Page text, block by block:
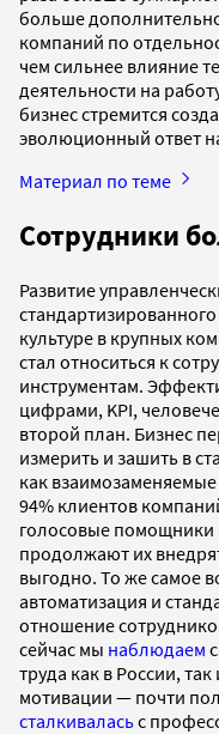
больше
компаний по
чем сильнее влияние
деятельности на
бизнес стремится
эволюционный ответ
Материал по теме
Сотрудники
Развитие
культуре в крупных
стал относиться к
инструментам.
цифрами, KPI,
второй план. Бизнес
измерить и зашить в
как
94% клиентов
голосовые помощники
продолжают их
выгодно. То же самое
автоматизация и
отношение
сейчас мы наблюдаем
труда как в России,
мотивации — почти
сталкиваласьс